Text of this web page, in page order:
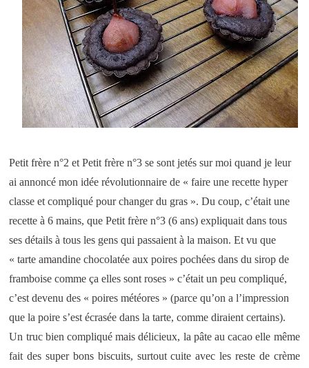
Petit frère n°2 et Petit frère n°3 se sont jetés sur moi quand je leur
ai annoncé mon idée révolutionnaire de « faire une recette hyper
classe et compliqué pour changer du gras ». Du coup, c’était une
recette à 6 mains, que Petit frère n°3 (6 ans) expliquait dans tous
ses détails à tous les gens qui passaient à la maison. Et vu que
« tarte amandine chocolatée aux poires pochées dans du sirop de
framboise comme ça elles sont roses » c’était un peu compliqué,
c’est devenu des « poires météores » (parce qu’on a l’impression
que la poire s’est écrasée dans la tarte, comme diraient certains).
Un truc bien compliqué mais délicieux, la pâte au cacao elle même
fait des super bons biscuits, surtout cuite avec les reste de crème